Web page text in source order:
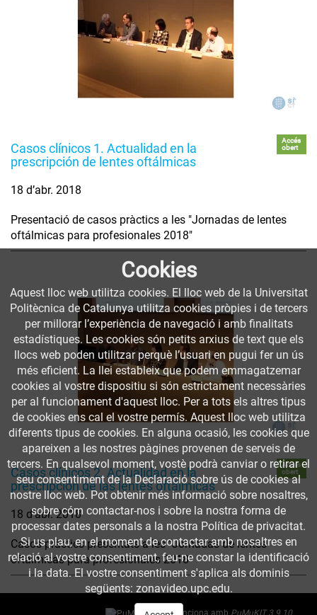
Casos clínicos 1. Actualidad en la
prescripción de lentes oftálmicas
Accés
obert
18 d’abr. 2018
Presentació de casos pràctics a les "Jornadas de lentes
oftálmicas para profesionales 2018"
Casos clínicos 2. Actualidad en la
prescripción de las lentes oftálmicas
Accés
obert
18 d’abr. 2018
Casos pràctics presentats a les "Jornadas de lentes
oftálmicas para profesionales 2018"
Cookies
Aquest lloc web utilitza cookies. El lloc web de la Universitat
Politècnica de Catalunya utilitza cookies pròpies i de tercers
per millorar l’experiència de navegació i amb finalitats
estadístiques. Les cookies són petits arxius de text que els
llocs web poden utilitzar perquè l’usuari en pugui fer un ús
més eficient. La llei estableix que podem emmagatzemar
cookies al vostre dispositiu si són estrictament necessàries
per al funcionament d'aquest lloc. Per a tots els altres tipus
de cookies ens cal el vostre permís. Aquest lloc web utilitza
diferents tipus de cookies. En alguna ocasió, les cookies que
apareixen a les nostres pàgines provenen de serveis de
tercers. En qualsevol moment, vostè podrà canviar o retirar el
seu consentiment de la Declaració sobre ús de cookies al
nostre lloc web. Pot obtenir més informació sobre nosaltres,
sobre cóm contactar-nos i sobre la nostra forma de
processar dates personals a la nostra Política de privacitat.
Si us plau, en el moment de contactar amb nosaltres en
relació al vostre consentiment, feu-ne constar la identificació
i la data. El vostre consentiment s'aplica als dominis
següents: zonavideo.upc.edu.